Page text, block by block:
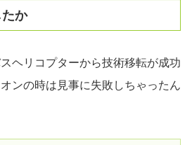
か
ヘリコプターから技術移転が成功
ンの時は見事に失敗しちゃったん